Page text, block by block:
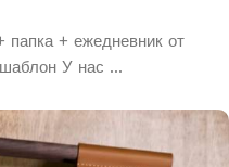
+ ежедневник от
У нас ...